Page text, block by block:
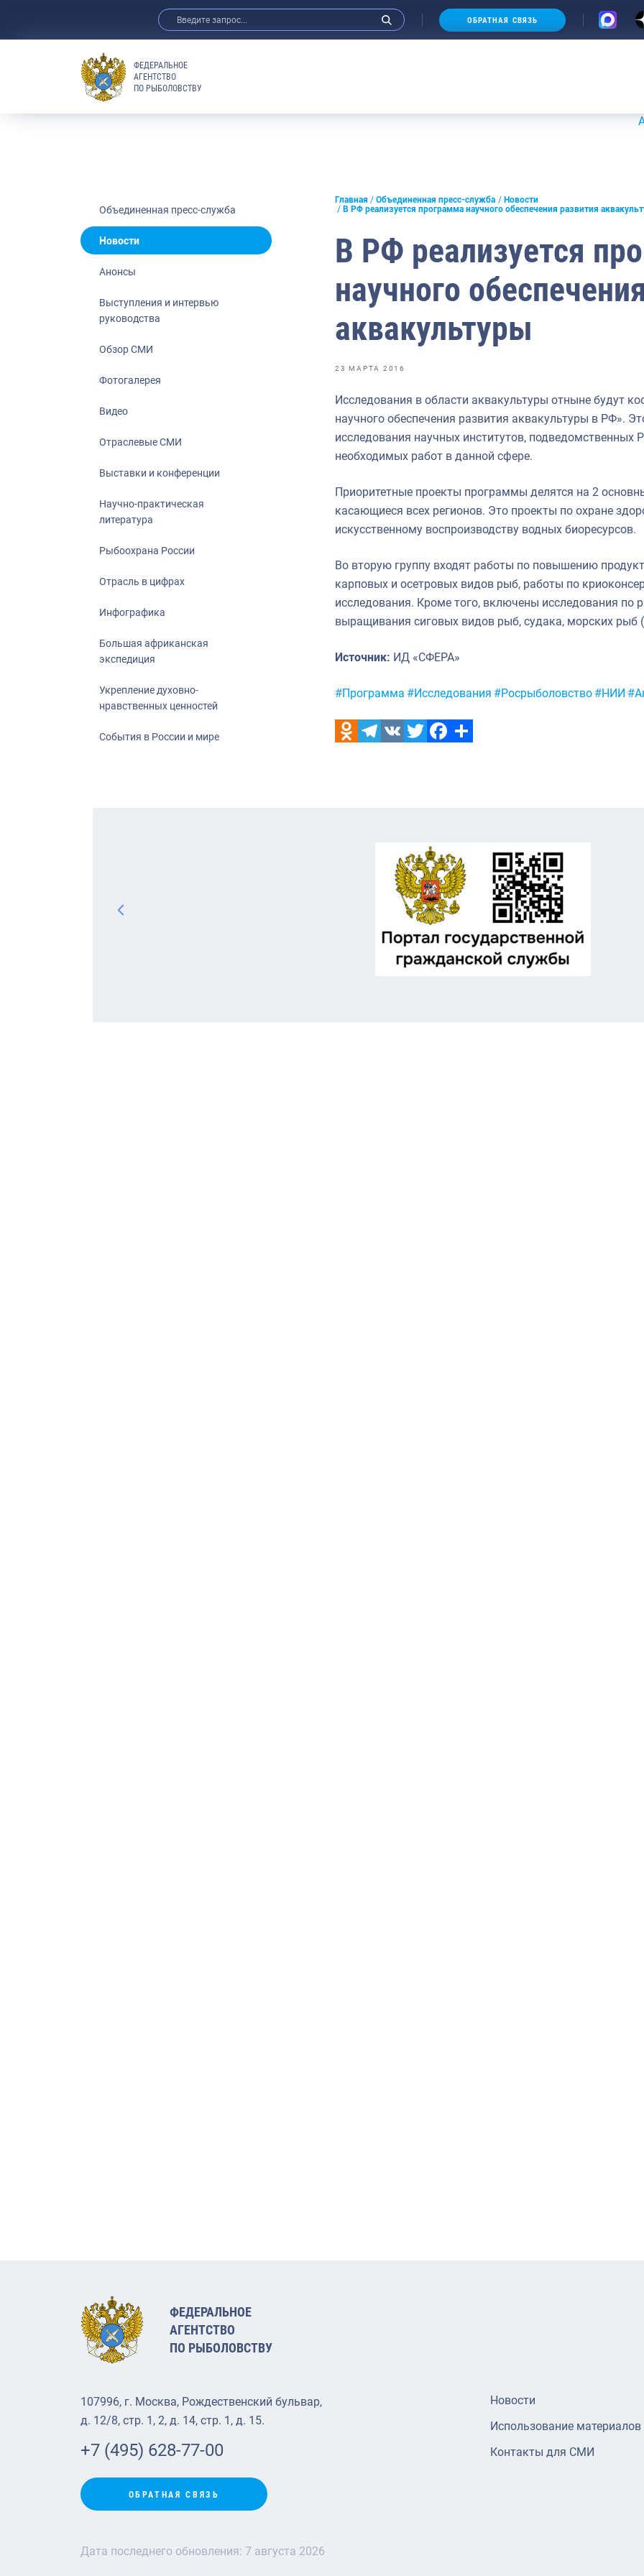
Анонсы
Отраслевые СМИ
Выставки и конференции
Рыбоохрана России
Отрасль в цифрах
Большая африканская экспедиция
ОБРАТНАЯ СВЯЗЬ
ФЕДЕРАЛЬНОЕ
АГЕНТСТВО
ПО РЫБОЛОВСТВУ
Объединенная пресс-служба
Новости
Анонсы
Выступления и интервью
руководства
Обзор СМИ
Фотогалерея
Видео
Отраслевые СМИ
Выставки и конференции
Научно-практическая
литература
Рыбоохрана России
Отрасль в цифрах
Инфографика
Большая африканская
экспедиция
Укрепление духовно-
нравственных ценностей
События в России и мире
Главная Объединенная пресс-служба
Новости
В РФ реализуется программа научного обеспечения развития
В РФ реализуется
научного
аквакультуры
23 МАРТА 2016
Исследования в области аквакультуры отныне будут
научного обеспечения развития аквакультуры в РФ».
исследования научных институтов, подведомственных
необходимых работ в данной сфере.
Приоритетные проекты программы делятся на 2
касающиеся всех регионов. Это проекты по охране
искусственному воспроизводству водных биоресурсов.
Во вторую группу входят работы по повышению
карповых и осетровых видов рыб, работы по
исследования. Кроме того, включены исследования по
выращивания сиговых видов рыб, судака, морских рыб
Источник: ИД «СФЕРА»
Метки:
#Программа #Исследования #Росрыболовство #НИИ
ФЕДЕРАЛЬНОЕ
АГЕНТСТВО
ПО РЫБОЛОВСТВУ
107996, г. Москва, Рождественский бульвар,
д. 12/8, стр. 1, 2, д. 14, стр. 1, д. 15.
+7 (495) 628-77-00
ОБРАТНАЯ СВЯЗЬ
Новости
Использование материалов
Контакты для СМИ
Дата последнего обновления: 7 августа 2026